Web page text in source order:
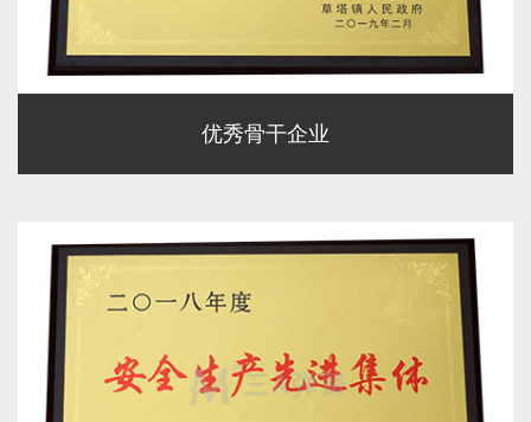
优秀骨干企业